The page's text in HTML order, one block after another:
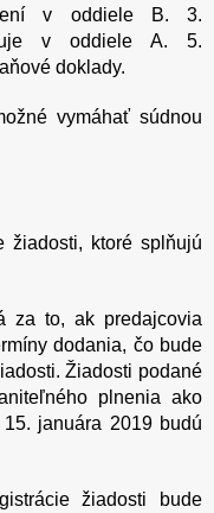
v oddiele B. 3.
v oddiele A. 5.
doklady.
vymáhať súdnou
ktoré splňujú
to, ak predajcovia
dodania, čo bude
Žiadosti podané
plnenia ako
januára 2019 budú
žiadosti bude